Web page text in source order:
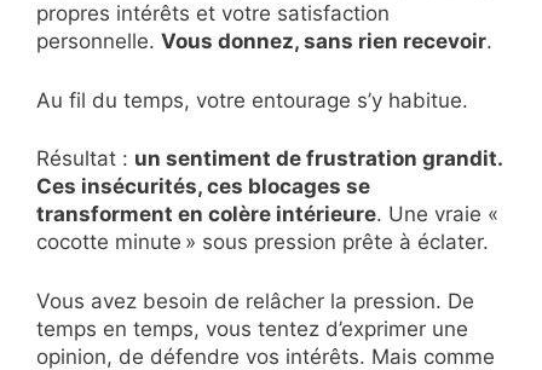
propres intérêts et votre satisfaction
personnelle. Vous donnez, sans rien recevoir.
Au fil du temps, votre entourage s’y habitue.
Résultat : un sentiment de frustration grandit.
Ces insécurités, ces blocages se
transforment en colère intérieure. Une vraie «
cocotte minute » sous pression prête à éclater.
Vous avez besoin de relâcher la pression. De
temps en temps, vous tentez d’exprimer une
opinion, de défendre vos intérêts. Mais comme